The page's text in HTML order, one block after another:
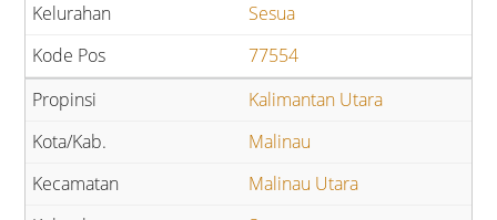
Sesua
77554
Kalimantan Utara
Malinau
Malinau Utara